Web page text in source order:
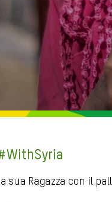
sua Ragazza con il